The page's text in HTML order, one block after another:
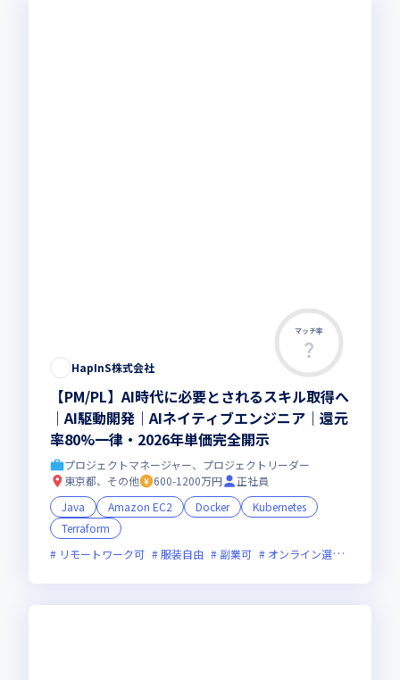
マッチ率
HapInS株式会社
【PM/PL】AI時代に必要とされるスキル取得へ
｜AI駆動開発｜AIネイティブエンジニア｜還元
率80%一律・2026年単価完全開示
プロジェクトマネージャー、プロジェクトリーダー
東京都、その他
600-1200万円
正社員
Java
Amazon EC2 Docker
Kubernetes
Terraform
リモートワーク可
服装自由 副業可 オンライン選考可